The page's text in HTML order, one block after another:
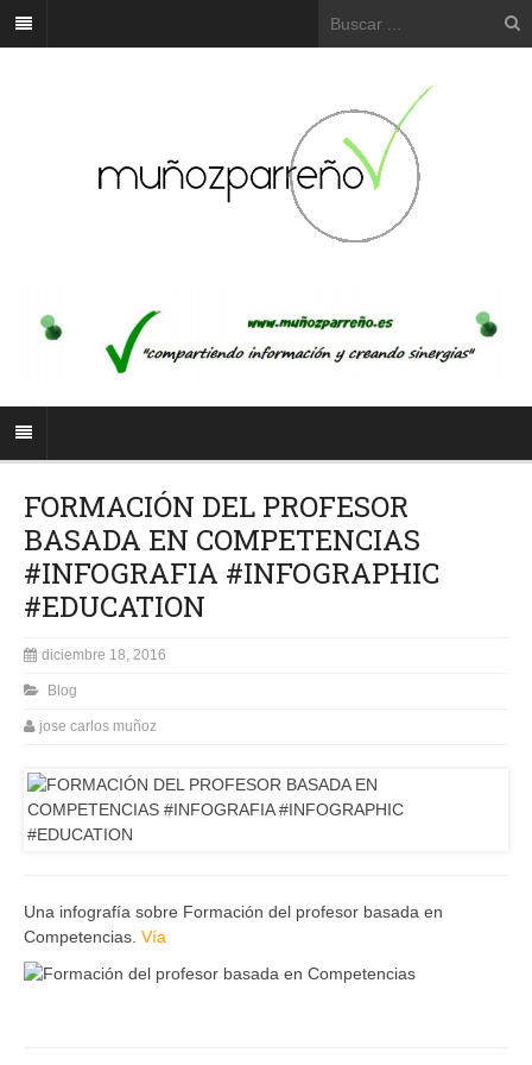
FORMACIÓN DEL PROFESOR
BASADA EN COMPETENCIAS
#INFOGRAFIA #INFOGRAPHIC
#EDUCATION
diciembre 18, 2016
Blog
jose carlos muñoz
Una infografía sobre Formación del profesor basada en
Competencias. Vía